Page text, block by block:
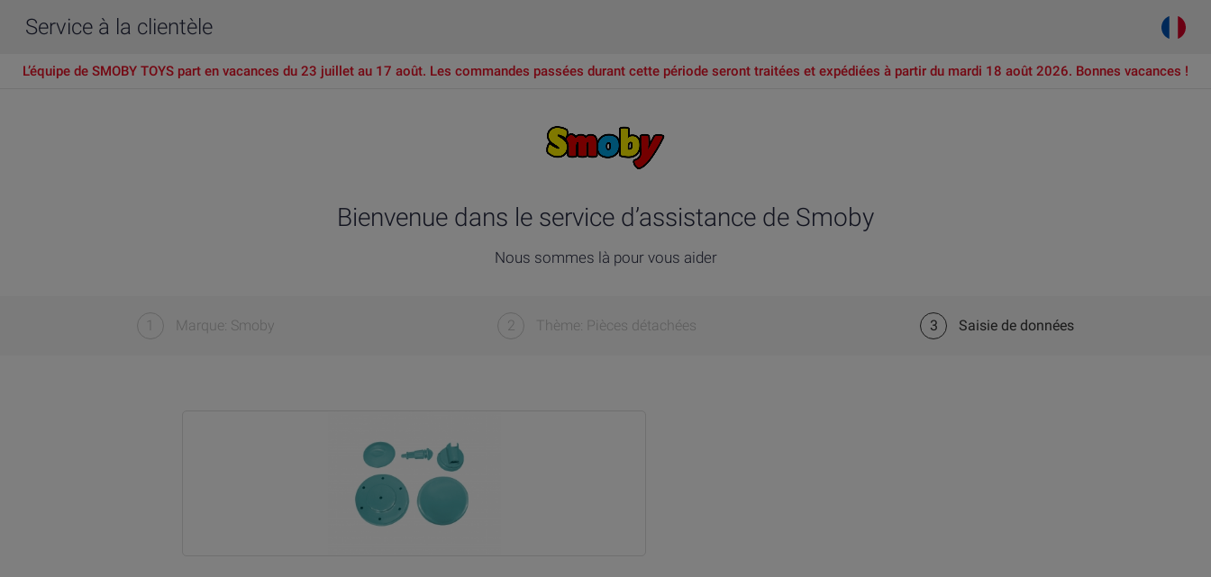
Service à la clientèle
L’équipe de SMOBY TOYS part en vacances du 23 juillet au 17 août. Les commandes passées durant cette période seront traitées et expédiées à partir du mardi 18 août 2026. Bonnes vacances !
Bienvenue dans le service d’assistance de Smoby
Nous sommes là pour vous aider
1 Marque: Smoby 2 Thème: Pièces détachées 3 Saisie de données